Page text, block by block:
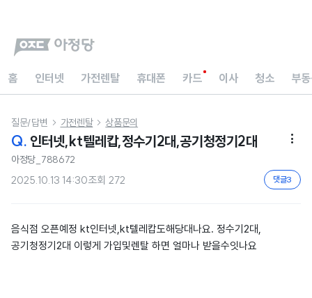
홈 인터넷 가전렌탈 휴대폰 카드 이사 청소 부
질문/답변  가전렌탈  상품문의
Q. 인터넷,kt텔레캅,정수기2대,공기청정기2대 
아정당_788672
2025.10.13 14:30조회 272 댓글3
음식점 오픈예정 kt인터넷,kt텔레캅도해당대나요. 정수기2대,
공기청정기2대 이렇게 가입및렌탈 하면 얼마나 받을수잇나요